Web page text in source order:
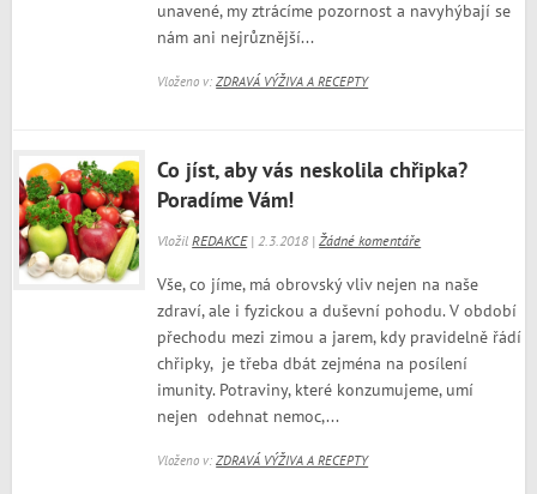
unavené, my ztrácíme pozornost a navyhýbají se
nám ani nejrůznější...
Vloženo v:ZDRAVÁ VÝŽIVA A RECEPTY
Co jíst, aby vás neskolila chřipka?
Poradíme Vám!
VložilREDAKCE| 2.3.2018 |Žádné komentáře
Vše, co jíme, má obrovský vliv nejen na naše
zdraví, ale i fyzickou a duševní pohodu. V období
přechodu mezi zimou a jarem, kdy pravidelně řádí
chřipky, je třeba dbát zejména na posílení
imunity. Potraviny, které konzumujeme, umí
nejen odehnat nemoc,...
Vloženo v:ZDRAVÁ VÝŽIVA A RECEPTY